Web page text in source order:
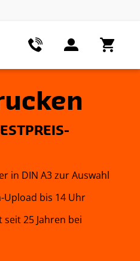
in DIN A3 zur Auswahl
bis 14 Uhr
25 Jahren bei